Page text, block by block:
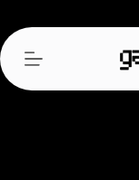
περιεχόμενο